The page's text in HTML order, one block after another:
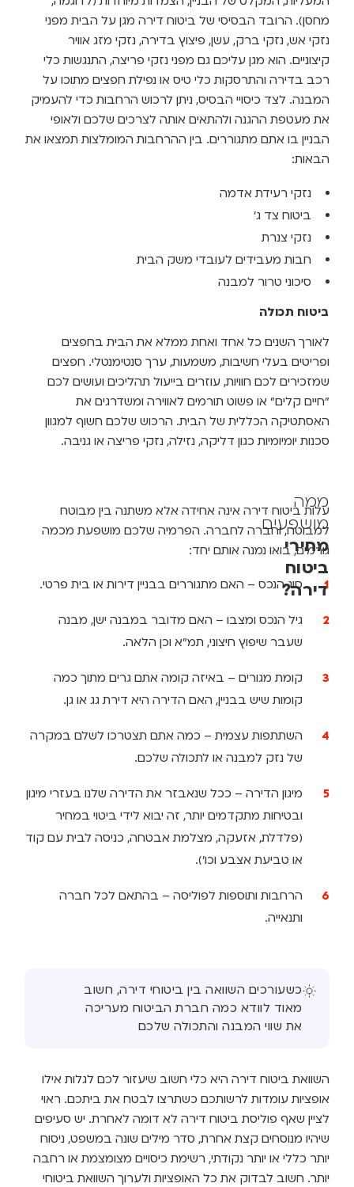
מחסן). הרובד הבסיסי של ביטוח דירה מגן על הבית מפני
נזקי אש, נזקי ברק, עשן, פיצוץ בדירה, נזקי מזג אוויר
קיצוניים. הוא מגן עליכם גם מפני נזקי פריצה, התנגשות כלי
רכב בדירה והתרסקות כלי טיס או נפילת חפצים מתוכו על
המבנה. לצד כיסויי הבסיס, ניתן לרכוש הרחבות כדי להעמיק
את מעטפת ההגנה ולהתאים אותה לצרכים שלכם ולאופי
הבניין בו אתם מתגוררים. בין ההרחבות המומלצות תמצאו את
הבאות:
נזקי רעידת אדמה
ביטוח צד ג'
נזקי צנרת
חבות מעבידים לעובדי משק הבית
סיכוני טרור למבנה
ביטוח תכולה
לאורך השנים כל אחד ואחת ממלא את הבית בחפצים
ופריטים בעלי חשיבות, משמעות, ערך סנטימנטלי. חפצים
שמזכירים לכם חוויות, עוזרים בייעול תהליכים ועושים לכם
"חיים קלים" או פשוט תורמים לאווירה ומשדרגים את
האסתטיקה הכללית של הבית. הרכוש שלכם חשוף למגוון
סכנות יומיומיות כגון דליקה, נזילה, נזקי פריצה או גניבה.
ממה
מושפעים
מחירי
ביטוח
דירה?
עלות ביטוח דירה אינה אחידה אלא משתנה בין מבוטח
למבוטח, וחברה לחברה. הפרמיה שלכם מושפעת מכמה
גורמים, בואו נמנה אותם יחד:
סוג הנכס – האם מתגוררים בבניין דירות או בית פרטי.
גיל הנכס ומצבו – האם מדובר במבנה ישן, מבנה
שעבר שיפוץ חיצוני, תמ"א וכן הלאה.
קומת מגורים – באיזה קומה אתם גרים מתוך כמה
קומות שיש בבניין, האם הדירה היא דירת גג או גן.
השתתפות עצמית – כמה אתם תצטרכו לשלם במקרה
של נזק למבנה או לתכולה שלכם.
מיגון הדירה – ככל שנאבזר את הדירה שלנו בעזרי מיגון
ובטיחות מתקדמים יותר, זה יבוא לידי ביטוי במחיר
(פלדלת, אזעקה, מצלמת אבטחה, כניסה לבית עם קוד
או טביעת אצבע וכו').
הרחבות ותוספות לפוליסה – בהתאם לכל חברה
ותנאייה.
כשעורכים השוואה בין ביטוחי דירה, חשוב
מאוד לוודא כמה חברת הביטוח מעריכה
את שווי המבנה והתכולה שלכם
השוואת ביטוח דירה היא כלי חשוב שיעזור לכם לגלות אילו
אופציות עומדות לרשותכם כשתרצו לבטח את ביתכם. ראוי
לציין שאף פוליסת ביטוח דירה לא דומה לאחרת. יש סעיפים
שיהיו מנוסחים קצת אחרת, סדר מילים שונה במשפט, ניסוח
יותר כללי או יותר נקודתי, רשימת כיסויים מצומצמת או רחבה
יותר. חשוב לבדוק את כל האופציות ולערוך השוואת ביטוחי